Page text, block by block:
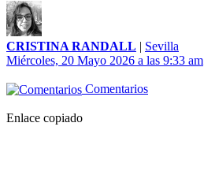
CRISTINA RANDALL | Sevilla
Miércoles, 20 Mayo 2026 a las 9:33 am
Comentarios
Enlace copiado